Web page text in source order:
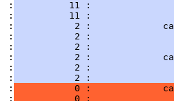
:
11 :
:
11 :
:
2 :
:
2 :
:
2 :
:
2 :
:
2 :
:
2 :
:
0 :
:
0 :